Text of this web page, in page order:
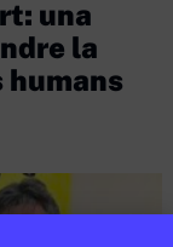
una
la